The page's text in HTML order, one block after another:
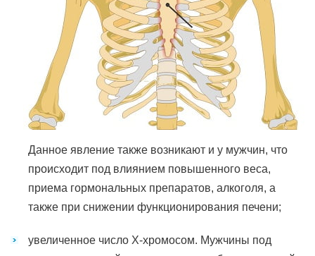
Данное явление также возникают и у мужчин, что
происходит под влиянием повышенного веса,
приема гормональных препаратов, алкоголя, а
также при снижении функционирования печени;
увеличенное число Х-хромосом. Мужчины под